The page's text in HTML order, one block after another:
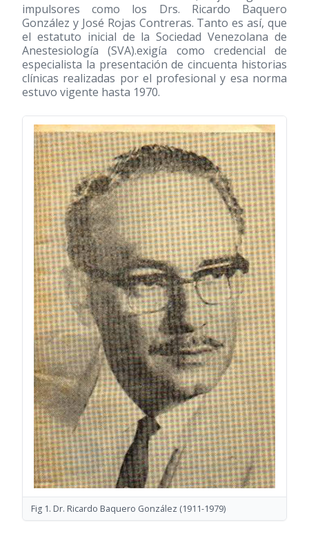
impulsores como los Drs. Ricardo Baquero
González y José Rojas Contreras. Tanto es así, que
el estatuto inicial de la Sociedad Venezolana de
Anestesiología (SVA).exigía como credencial de
especialista la presentación de cincuenta historias
clínicas realizadas por el profesional y esa norma
estuvo vigente hasta 1970.
Fig 1. Dr. Ricardo Baquero González (1911-1979)